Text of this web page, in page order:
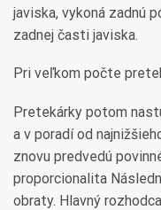
javiska, vykoná zadnú
zadnej časti javiska.
Pri veľkom počte
Pretekárky potom
a v poradí od
znovu predvedú
proporcionalita
obraty. Hlavný